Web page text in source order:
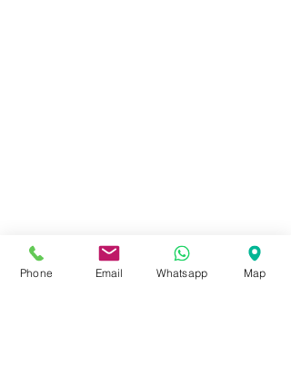
Phone Email Whatsapp Map